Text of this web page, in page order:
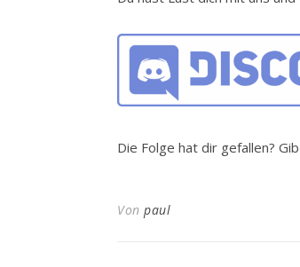
Die Folge hat dir gefallen?
Von paul